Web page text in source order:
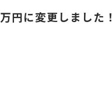
万円に変更しました！